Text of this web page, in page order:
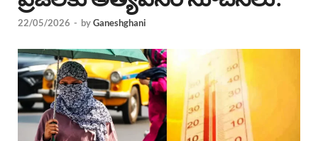
22/05/2026 - byGaneshghani